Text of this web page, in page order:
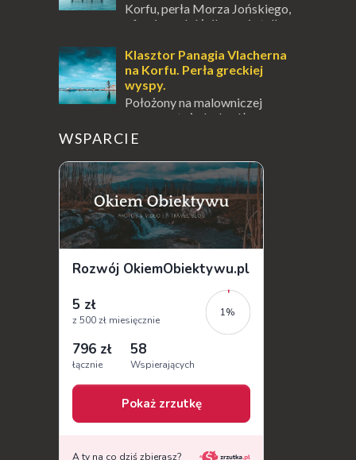
Korfu, perła Morza Jońskiego,
oferuje podróżnikom nie tylko
wioski, ale także coś wyjątkowego –
prawd...
Klasztor Panagia Vlacherna
na Korfu. Perła greckiej
wyspy.
Położony na malowniczej
wysepce, tuż obok półwyspu
Kanoni, Święty Klasztor Panagia Vlacherna
jest jednym z najbardziej rozpoznawalnych
symbo...
WSPARCIE